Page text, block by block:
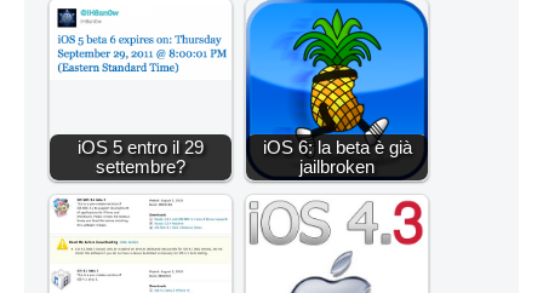
iOS 5 entro il 29
settembre?
iOS 6: la beta è già
jailbroken